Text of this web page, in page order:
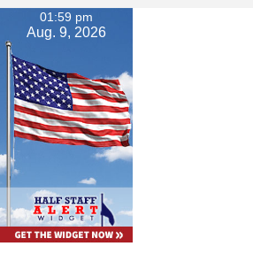
01:59 pm
Aug. 9, 2026